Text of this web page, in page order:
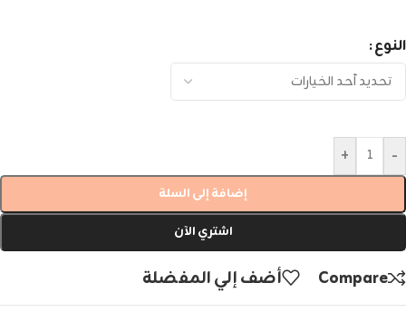
النوع
-
+
إضافة إلى السلة
اشتري الآن
Compare أضف إلي المفضلة